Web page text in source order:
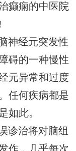
癫痫的中医院
神经元突发性
碍的一种慢性
元异常和过度
任何疾病都是
如此。
诊治将对脑组
作，几乎每次